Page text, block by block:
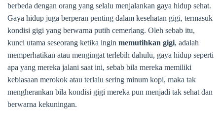
berbeda dengan orang yang selalu menjalankan gaya hidup sehat.
Gaya hidup juga berperan penting dalam kesehatan gigi, termasuk
kondisi gigi yang berwarna putih cemerlang. Oleh sebab itu,
kunci utama seseorang ketika ingin memutihkan gigi, adalah
memperhatikan atau mengingat terlebih dahulu, gaya hidup seperti
apa yang mereka jalani saat ini, sebab bila mereka memiliki
kebiasaan merokok atau terlalu sering minum kopi, maka tak
mengherankan bila kondisi gigi mereka pun menjadi tak sehat dan
berwarna kekuningan.